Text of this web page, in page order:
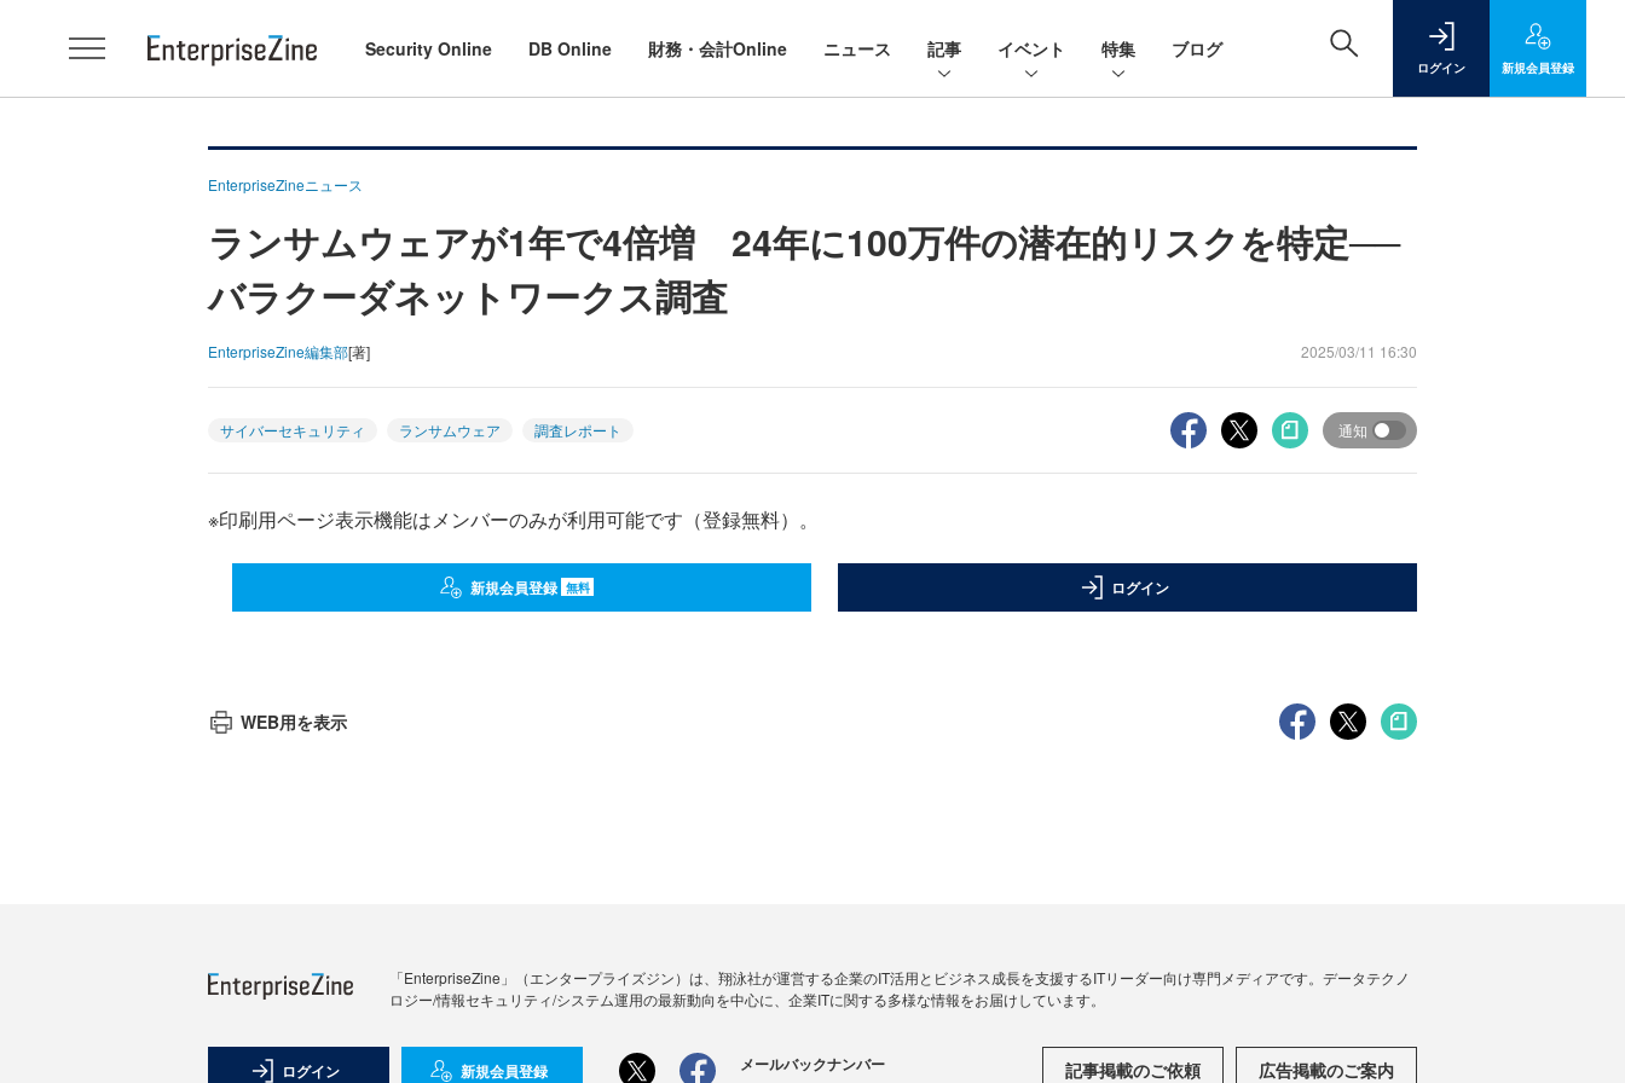
Security Online DB Online 財務・会計Online ニュース 記事 イベント 特集 ブログ
ログイン 新規会員登録
EnterpriseZineニュース
ランサムウェアが1年で4倍増 24年に100万件の潜在的リスクを特定──
バラクーダネットワークス調査
EnterpriseZine編集部[著] 2025/03/11 16:30
サイバーセキュリティ ランサムウェア 調査レポート 通知
※印刷用ページ表示機能はメンバーのみが利用可能です（登録無料）。
新規会員登録 無料 ログイン
WEB用を表示
「EnterpriseZine」（エンタープライズジン）は、翔泳社が運営する企業のIT活用とビジネス成長を支援するITリーダー向け専門メディアです。データテクノ
ロジー/情報セキュリティ/システム運用の最新動向を中心に、企業ITに関する多様な情報をお届けしています。
ログイン 新規会員登録 メールバックナンバー 記事掲載のご依頼 広告掲載のご案内